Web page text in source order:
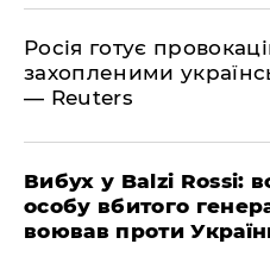
Росія готує
захопленими
— Reuters
​Вибух у Balzi Rossi:
особу вбитого
воював проти